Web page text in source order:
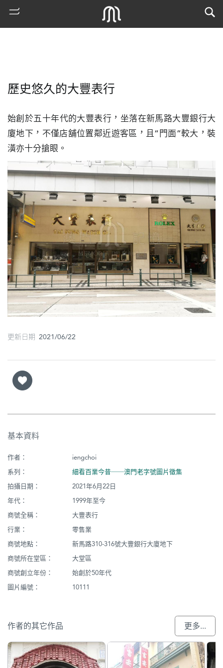
門
搜
索
古
地
圖
媽
閣
寺
廟
士
歷史悠久的大豐表行
始創於五十年代的大豐表行，坐落在新馬路大豐銀行大
廈地下，不僅店舖位置鄰近遊客區，且“門面”較大，裝
潢亦十分搶眼。
更新日期 2021/06/22
基本資料
作者：
iengchoi
系列：
細看百業今昔──澳門老字號圖片徵集
拍攝日期：
2021年6月22日
年代：
1999年至今
商號全稱：
大豐表行
行業：
零售業
商號地點：
新馬路310-316號大豐銀行大廈地下
商號所在堂區：
大堂區
商號創立年份：
始創於50年代
圖片編號：
10111
作者的其它作品 更多...